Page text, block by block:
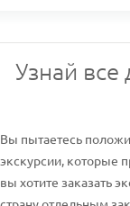
Узнай все
Вы пытаетесь
экскурсии, которые
вы хотите заказать